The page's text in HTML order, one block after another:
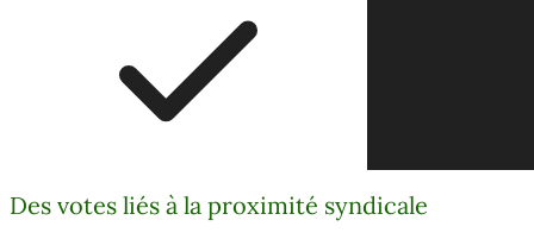
Des votes liés à la proximité syndicale